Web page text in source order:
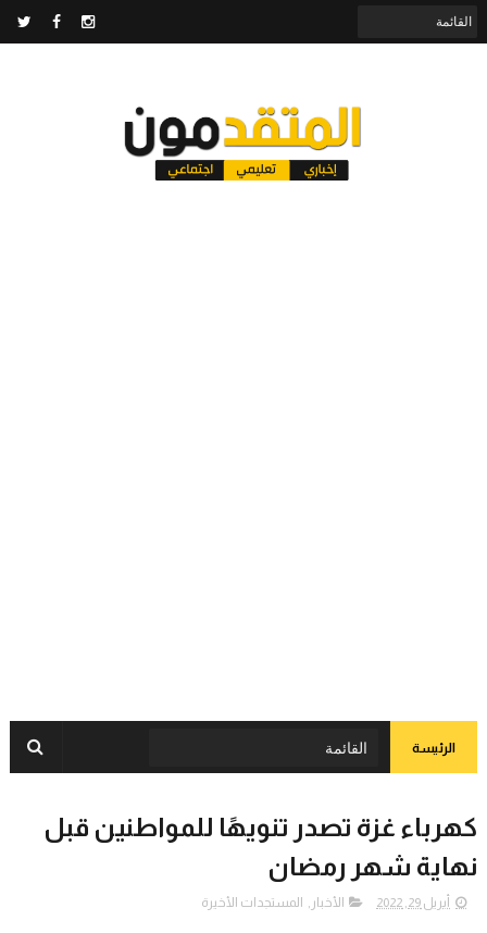
الرئيسة
كهرباء غزة تصدر تنويهًا للمواطنين قبل
نهاية شهر رمضان
أبريل 29, 2022 الأخبار , المستجدات الأخيرة